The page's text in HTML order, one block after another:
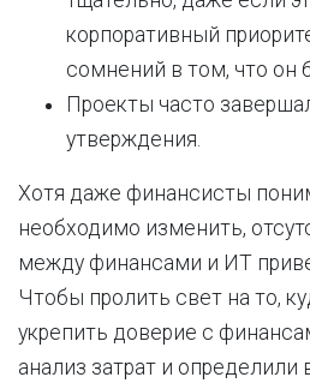
корпоративный
сомнений в том, что он
Проекты часто
утверждения.
Хотя даже финансисты
необходимо изменить,
между финансами и ИТ
Чтобы пролить свет на то,
укрепить доверие с
анализ затрат и определили